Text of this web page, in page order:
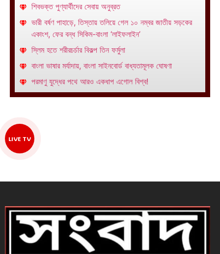
শিবভক্ত পুণ্যার্থীদের সেবায় অনুব্রত
ভারী বর্ষণ পাহাড়ে, তিস্তায় তলিয়ে গেল ১০ নম্বর জাতীয় সড়কের
একাংশ, ফের বন্ধ সিকিম-বাংলা ‘লাইফলাইন’
স্লিম হতে শরীরচর্চার বিকল্প তিন ফর্মুলা
বাংলা ভাষার মর্যাদায়, বাংলা সাইনবোর্ড বাধ্যতামূলক ঘোষণা
পরমাণু যুদ্ধের পথে আরও একধাপ এগোল বিশ্ব!
LIVE TV